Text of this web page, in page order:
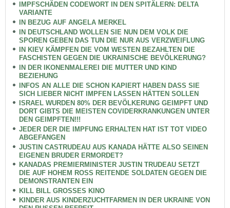
IMPFSCHÄDEN CODEWORT IN DEN SPITÄLERN: DELTA
VARIANTE
IN BEZUG AUF ANGELA MERKEL
IN DEUTSCHLAND WOLLEN SIE NUN DEM VOLK DIE
SPOREN GEBEN DAS TUN DIE NUR AUS VERZWEIFLUNG
IN KIEV KÄMPFEN DIE VOM WESTEN BEZAHLTEN DIE
FASCHISTEN GEGEN DIE UKRAINISCHE BEVÖLKERUNG?
IN DER IKONENMALEREI DIE MUTTER UND KIND
BEZIEHUNG
INFOS AN ALLE DIE SCHON KAPIERT HABEN DASS SIE
SICH LIEBER NICHT IMPFEN LASSEN HÄTTEN SOLLEN
ISRAEL WURDEN 80% DER BEVÖLKERUNG GEIMPFT UND
DORT GIBTS DIE MEISTEN COVIDERKRANKUNGEN UNTER
DEN GEIMPFTEN!!!
JEDER DER DIE IMPFUNG ERHALTEN HAT IST TOT VIDEO
ABGEFANGEN
JUSTIN CASTRUDEAU AUS KANADA HÄTTE ALSO SEINEN
EIGENEN BRUDER ERMORDET?
KANADAS PREMIERMINISTER JUSTIN TRUDEAU SETZT
DIE AUF HOHEM ROSS REITENDE SOLDATEN GEGEN DIE
DEMONSTRANTEN EIN
KILL BILL GROSSES KINO
KINDER AUS KINDERZUCHTFARMEN IN DER UKRAINE VON